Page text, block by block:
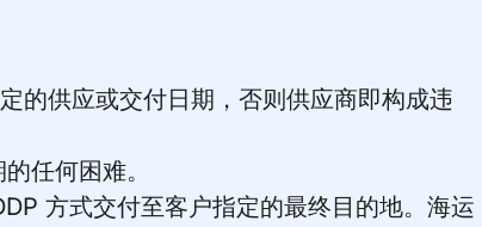
的供应或交付日期，否则供应商即构成违
任何困难。
方式交付至客户指定的最终目的地。海运